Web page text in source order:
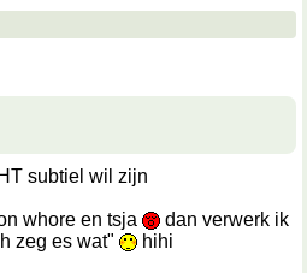
subtiel wil zijn
whore en tsja
dan verwerk ik
zeg es wat"
hihi